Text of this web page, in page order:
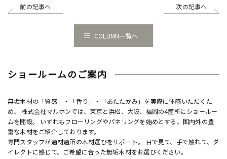
前の記事へ 次の記事へ
COLUMN一覧へ
ショールームのご案内
無垢木材の「質感」・「香り」・「あたたかみ」を実際に体感いただくた
め、 株式会社マルホンでは、東京と浜松、大阪、福岡の4箇所にショールー
ムを開設。 いずれもフローリングやパネリングを始めとする、国内外の豊
富な木材をご紹介しております。
専門スタッフが適材適所の木材選びをサポート。 目で見て、手で触れて、ダ
イレクトに感じて、ご希望に合った無垢木材をお選びください。